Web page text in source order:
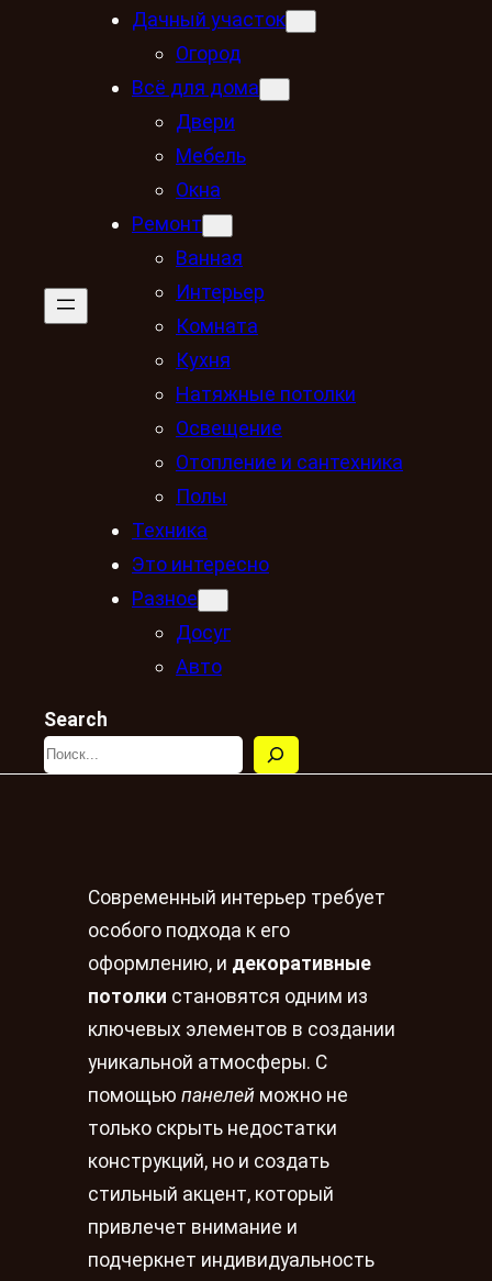
Дачный участок
Огород
Всё для дома
Двери
Мебель
Окна
Ремонт
Ванная
Интерьер
Комната
Кухня
Натяжные потолки
Освещение
Отопление и сантехника
Полы
Техника
Это интересно
Разное
Досуг
Авто
Search
Современный интерьер требует
особого подхода к его
оформлению, и декоративные
потолки становятся одним из
ключевых элементов в создании
уникальной атмосферы. С
помощью панелей можно не
только скрыть недостатки
конструкций, но и создать
стильный акцент, который
привлечет внимание и
подчеркнет индивидуальность